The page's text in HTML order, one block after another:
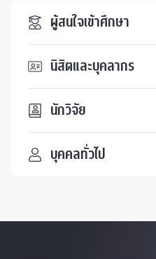
ผู้สนใจเข้าศึกษา
นิสิตและบุคลากร
นักวิจัย
บุคคลทั่วไป